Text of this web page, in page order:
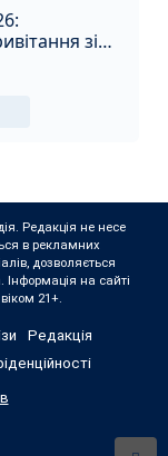
зі
Редакція не несе
в рекламних
дозволяється
на сайті
21+.
Редакція